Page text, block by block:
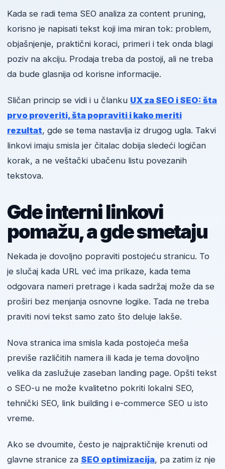
Kada se radi tema SEO analiza za content pruning,
korisno je napisati tekst koji ima miran tok: problem,
objašnjenje, praktični koraci, primeri i tek onda blagi
poziv na akciju. Prodaja treba da postoji, ali ne treba
da bude glasnija od korisne informacije.
Sličan princip se vidi i u članku UX za SEO i SEO: šta
prvo proveriti, šta popraviti i kako meriti
rezultat, gde se tema nastavlja iz drugog ugla. Takvi
linkovi imaju smisla jer čitalac dobija sledeći logičan
korak, a ne veštački ubačenu listu povezanih
tekstova.
Gde interni linkovi
pomažu, a gde smetaju
Nekada je dovoljno popraviti postojeću stranicu. To
je slučaj kada URL već ima prikaze, kada tema
odgovara nameri pretrage i kada sadržaj može da se
proširi bez menjanja osnovne logike. Tada ne treba
praviti novi tekst samo zato što deluje lakše.
Nova stranica ima smisla kada postojeća meša
previše različitih namera ili kada je tema dovoljno
velika da zaslužuje zaseban landing page. Opšti tekst
o SEO-u ne može kvalitetno pokriti lokalni SEO,
tehnički SEO, link building i e-commerce SEO u isto
vreme.
Ako se dvoumite, često je najpraktičnije krenuti od
glavne stranice za SEO optimizacija, pa zatim iz nje